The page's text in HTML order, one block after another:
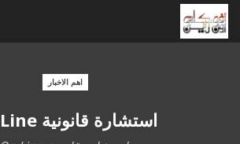
اهم الاخبار
استشارة قانونية On Line